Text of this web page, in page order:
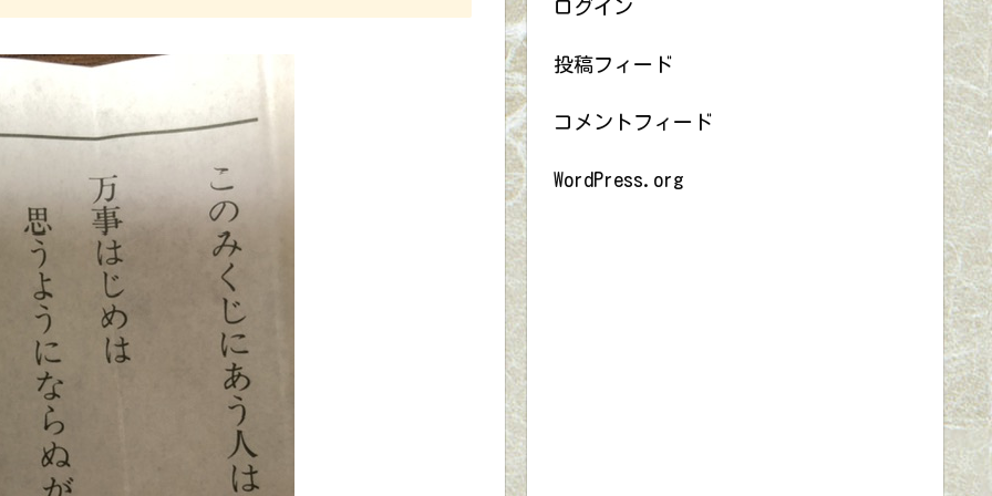
ログイン
投稿フィード
コメントフィード
WordPress.org